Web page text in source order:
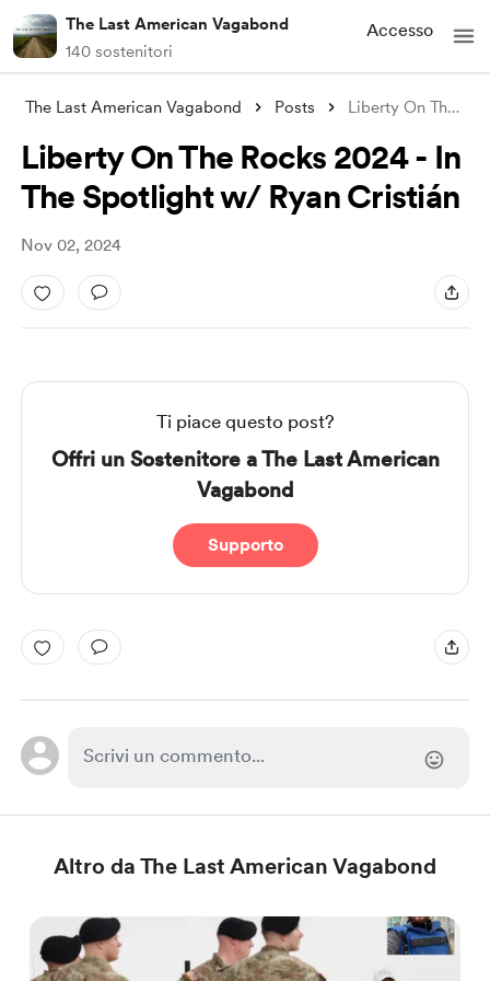
The Last American Vagabond
140 sostenitori
Accesso
The Last American Vagabond Posts Liberty On The Rocks 2024 - In The Spotl
Liberty On The Rocks 2024 - In
The Spotlight w/ Ryan Cristián
Nov 02, 2024
Ti piace questo post?
Offri un Sostenitore a The Last American
Vagabond
Supporto
Altro da The Last American Vagabond